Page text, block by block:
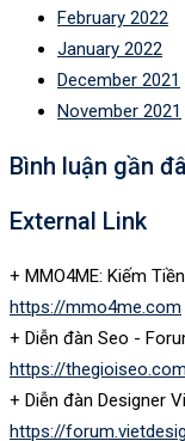
February 2022
January 2022
December 2021
November 2021
Bình luận gần
External Link
+ MMO4ME: Kiếm
https://mmo4me.com
+ Diễn đàn Seo -
https://thegioiseo.com
+ Diễn đàn Designer
https://